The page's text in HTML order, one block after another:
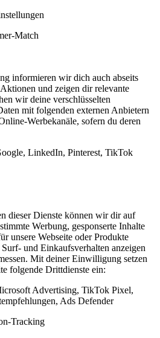
Match
informieren wir dich auch abseits
und zeigen dir relevante
wir deine verschlüsselten
mit folgenden externen Anbietern
Werbekanäle, sofern du deren
LinkedIn, Pinterest, TikTok
dieser Dienste können wir dir auf
Werbung, gesponserte Inhalte
unsere Webseite oder Produkte
und Einkaufsverhalten anzeigen
Mit deiner Einwilligung setzen
folgende Drittdienste ein:
Advertising, TikTok Pixel,
Ads Defender
Tracking